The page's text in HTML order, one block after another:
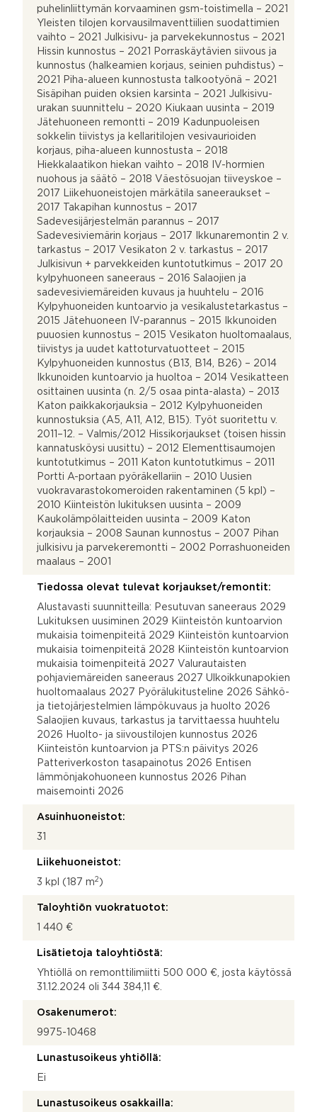
puhelinliittymän korvaaminen gsm-toistimella – 2021
Yleisten tilojen korvausilmaventtiilien suodattimien
vaihto – 2021 Julkisivu- ja parvekekunnostus – 2021
Hissin kunnostus – 2021 Porraskäytävien siivous ja
kunnostus (halkeamien korjaus, seinien puhdistus) –
2021 Piha-alueen kunnostusta talkootyönä – 2021
Sisäpihan puiden oksien karsinta – 2021 Julkisivu-
urakan suunnittelu – 2020 Kiukaan uusinta – 2019
Jätehuoneen remontti – 2019 Kadunpuoleisen
sokkelin tiivistys ja kellaritilojen vesivaurioiden
korjaus, piha-alueen kunnostusta – 2018
Hiekkalaatikon hiekan vaihto – 2018 IV-hormien
nuohous ja säätö – 2018 Väestösuojan tiiveyskoe –
2017 Liikehuoneistojen märkätila saneeraukset –
2017 Takapihan kunnostus – 2017
Sadevesijärjestelmän parannus – 2017
Sadevesiviemärin korjaus – 2017 Ikkunaremontin 2 v.
tarkastus – 2017 Vesikaton 2 v. tarkastus – 2017
Julkisivun + parvekkeiden kuntotutkimus – 2017 20
kylpyhuoneen saneeraus – 2016 Salaojien ja
sadevesiviemäreiden kuvaus ja huuhtelu – 2016
Kylpyhuoneiden kuntoarvio ja vesikalustetarkastus –
2015 Jätehuoneen IV-parannus – 2015 Ikkunoiden
puuosien kunnostus – 2015 Vesikaton huoltomaalaus,
tiivistys ja uudet kattoturvatuotteet – 2015
Kylpyhuoneiden kunnostus (B13, B14, B26) – 2014
Ikkunoiden kuntoarvio ja huoltoa – 2014 Vesikatteen
osittainen uusinta (n. 2/5 osaa pinta-alasta) – 2013
Katon paikkakorjauksia – 2012 Kylpyhuoneiden
kunnostuksia (A5, A11, A12, B15). Työt suoritettu v.
2011–12. – Valmis/2012 Hissikorjaukset (toisen hissin
kannatusköysi uusittu) – 2012 Elementtisaumojen
kuntotutkimus – 2011 Katon kuntotutkimus – 2011
Portti A-portaan pyöräkellariin – 2010 Uusien
vuokravarastokomeroiden rakentaminen (5 kpl) –
2010 Kiinteistön lukituksen uusinta – 2009
Kaukolämpölaitteiden uusinta – 2009 Katon
korjauksia – 2008 Saunan kunnostus – 2007 Pihan
julkisivu ja parvekeremontti – 2002 Porrashuoneiden
maalaus – 2001
Tiedossa olevat tulevat korjaukset/remontit:
Alustavasti suunnitteilla: Pesutuvan saneeraus 2029
Lukituksen uusiminen 2029 Kiinteistön kuntoarvion
mukaisia toimenpiteitä 2029 Kiinteistön kuntoarvion
mukaisia toimenpiteitä 2028 Kiinteistön kuntoarvion
mukaisia toimenpiteitä 2027 Valurautaisten
pohjaviemäreiden saneeraus 2027 Ulkoikkunapokien
huoltomaalaus 2027 Pyörälukitusteline 2026 Sähkö-
ja tietojärjestelmien lämpökuvaus ja huolto 2026
Salaojien kuvaus, tarkastus ja tarvittaessa huuhtelu
2026 Huolto- ja siivoustilojen kunnostus 2026
Kiinteistön kuntoarvion ja PTS:n päivitys 2026
Patteriverkoston tasapainotus 2026 Entisen
lämmönjakohuoneen kunnostus 2026 Pihan
maisemointi 2026
Asuinhuoneistot:
31
Liikehuoneistot:
3 kpl (187 m2 )
Taloyhtiön vuokratuotot:
1 440 €
Lisätietoja taloyhtiöstä:
Yhtiöllä on remonttilimiitti 500 000 €, josta käytössä
31.12.2024 oli 344 384,11 €.
Osakenumerot:
9975-10468
Lunastusoikeus yhtiöllä:
Ei
Lunastusoikeus osakkailla: